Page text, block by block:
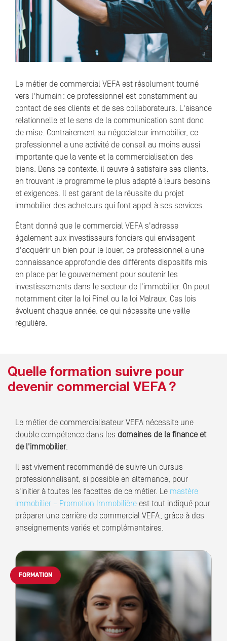
Le métier de commercial VEFA est résolument tourné
vers l'humain : ce professionnel est constamment au
contact de ses clients et de ses collaborateurs. L'aisance
relationnelle et le sens de la communication sont donc
de mise. Contrairement au négociateur immobilier, ce
professionnel a une activité de conseil au moins aussi
importante que la vente et la commercialisation des
biens. Dans ce contexte, il œuvre à satisfaire ses clients,
en trouvant le programme le plus adapté à leurs besoins
et exigences. Il est garant de la réussite du projet
immobilier des acheteurs qui font appel à ses services.
Étant donné que le commercial VEFA s'adresse
également aux investisseurs fonciers qui envisagent
d'acquérir un bien pour le louer, ce professionnel a une
connaissance approfondie des différents dispositifs mis
en place par le gouvernement pour soutenir les
investissements dans le secteur de l'immobilier. On peut
notamment citer la loi Pinel ou la loi Malraux. Ces lois
évoluent chaque année, ce qui nécessite une veille
régulière.
Quelle formation suivre pour
devenir commercial VEFA ?
Le métier de commercialisateur VEFA nécessite une
double compétence dans les domaines de la finance et
de l'immobilier.
Il est vivement recommandé de suivre un cursus
professionnalisant, si possible en alternance, pour
s'initier à toutes les facettes de ce métier. Le mastère
immobilier – Promotion Immobilière est tout indiqué pour
préparer une carrière de commercial VEFA, grâce à des
enseignements variés et complémentaires.
FORMATION